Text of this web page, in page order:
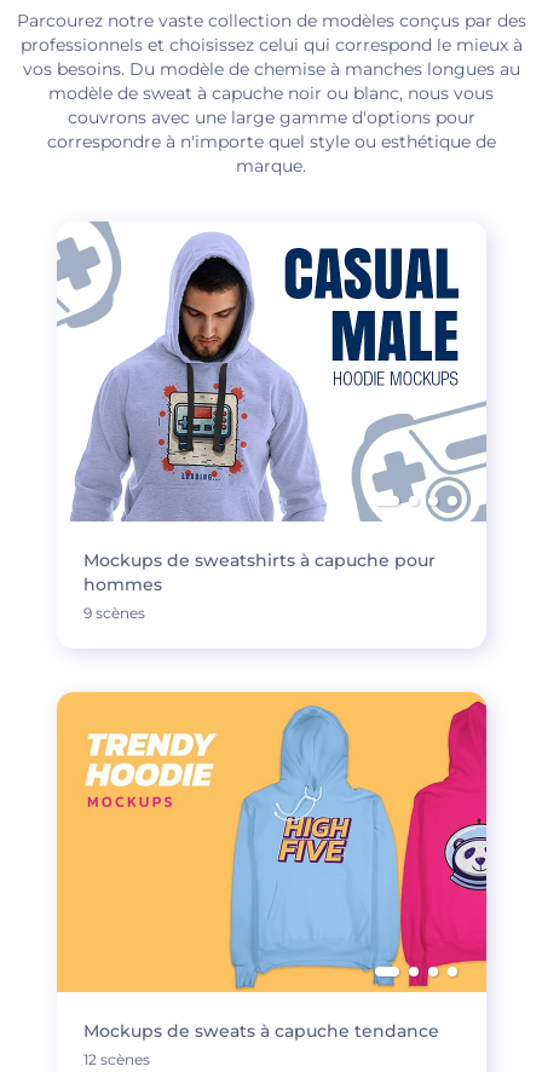
Parcourez notre vaste collection de modèles conçus par des
professionnels et choisissez celui qui correspond le mieux à
vos besoins. Du modèle de chemise à manches longues au
modèle de sweat à capuche noir ou blanc, nous vous
couvrons avec une large gamme d'options pour
correspondre à n'importe quel style ou esthétique de
marque.
Mockups de sweatshirts à capuche pour
hommes
9 scènes
Mockups de sweats à capuche tendance
12 scènes